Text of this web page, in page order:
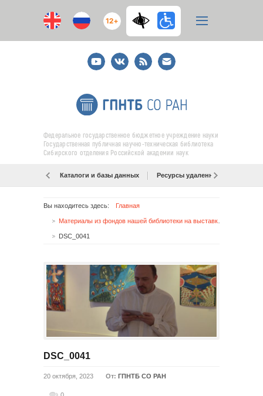
12+
YoutubeВКонтакте
RSS
E-
mail
подписка
Федеральное государственное бюджетное учреждение науки
Государственная публичная научно-техническая библиотека
Сибирского отделения Российской академии наук
Каталоги и базы данных Ресурсы удаленного доступа
Вы находитесь здесь: Главная
DSC_0041
DSC_0041
20 октября, 2023 От: ГПНТБ СО РАН